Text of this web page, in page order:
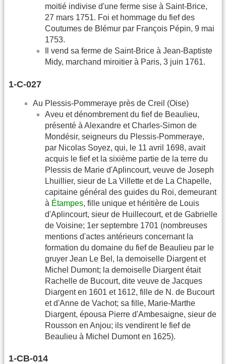
moitié indivise d'une ferme sise à Saint-Brice,
27 mars 1751. Foi et hommage du fief des
Coutumes de Blémur par François Pépin, 9 mai
1753.
Il vend sa ferme de Saint-Brice à Jean-Baptiste
Midy, marchand miroitier à Paris, 3 juin 1761.
1-C-027
Au Plessis-Pommeraye près de Creil (Oise)
Aveu et dénombrement du fief de Beaulieu,
présenté à Alexandre et Charles-Simon de
Mondésir, seigneurs du Plessis-Pommeraye,
par Nicolas Soyez, qui, le 11 avril 1698, avait
acquis le fief et la sixième partie de la terre du
Plessis de Marie d'Aplincourt, veuve de Joseph
Lhuillier, sieur de La Villette et de La Chapelle,
capitaine général des guides du Roi, demeurant
à Étampes, fille unique et héritière de Louis
d'Aplincourt, sieur de Huillecourt, et de Gabrielle
de Voisine; 1er septembre 1701 (nombreuses
mentions d'actes antérieurs concernant la
formation du domaine du fief de Beaulieu par le
gruyer Jean Le Bel, la demoiselle Diargent et
Michel Dumont; la demoiselle Diargent était
Rachelle de Bucourt, dite veuve de Jacques
Diargent en 1601 et 1612, fille de N. de Bucourt
et d'Anne de Vachot; sa fille, Marie-Marthe
Diargent, épousa Pierre d'Ambesaigne, sieur de
Rousson en Anjou; ils vendirent le fief de
Beaulieu à Michel Dumont en 1625).
1-CB-014